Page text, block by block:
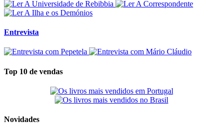
Entrevista
Top 10 de vendas
Novidades